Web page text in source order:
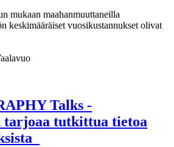
mukaan maahanmuuttaneilla
keskimääräiset vuosikustannukset olivat
Talks -
tarjoaa tutkittua tietoa